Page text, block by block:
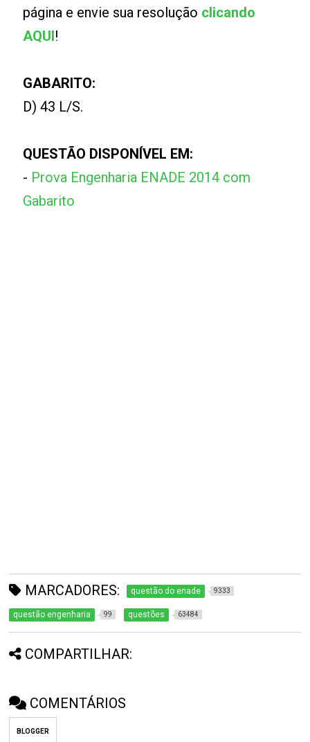
página e envie sua resolução clicando
AQUI!
GABARITO:
D) 43 L/S.
QUESTÃO DISPONÍVEL EM:
- Prova Engenharia ENADE 2014 com
Gabarito
MARCADORES: questão do enade 9333
questão engenharia 99 questões 63484
COMPARTILHAR:
COMENTÁRIOS
BLOGGER